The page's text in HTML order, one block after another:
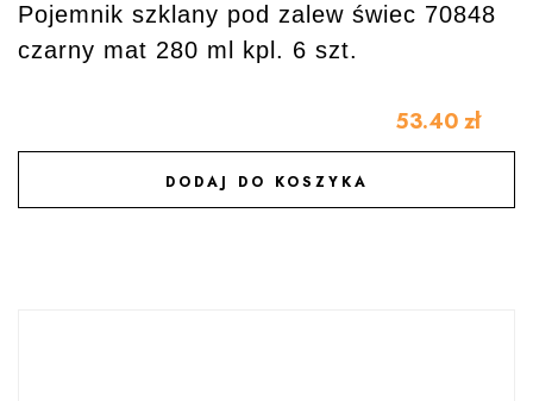
Pojemnik szklany pod zalew świec 70848
czarny mat 280 ml kpl. 6 szt.
53.40 zł
DODAJ DO KOSZYKA
DODAJ DO ULUBIONYCH